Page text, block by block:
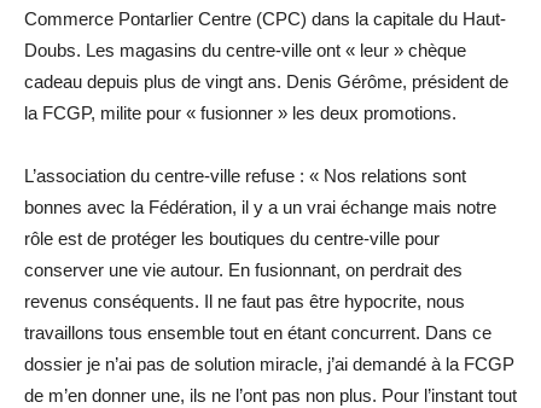
Commerce Pontarlier Centre (CPC) dans la capitale du Haut-
Doubs. Les magasins du centre-ville ont « leur » chèque
cadeau depuis plus de vingt ans. Denis Gérôme, président de
la FCGP, milite pour « fusionner » les deux promotions.
L’association du centre-ville refuse : « Nos relations sont
bonnes avec la Fédération, il y a un vrai échange mais notre
rôle est de protéger les boutiques du centre-ville pour
conserver une vie autour. En fusionnant, on perdrait des
revenus conséquents. Il ne faut pas être hypocrite, nous
travaillons tous ensemble tout en étant concurrent. Dans ce
dossier je n’ai pas de solution miracle, j’ai demandé à la FCGP
de m’en donner une, ils ne l’ont pas non plus. Pour l’instant tout